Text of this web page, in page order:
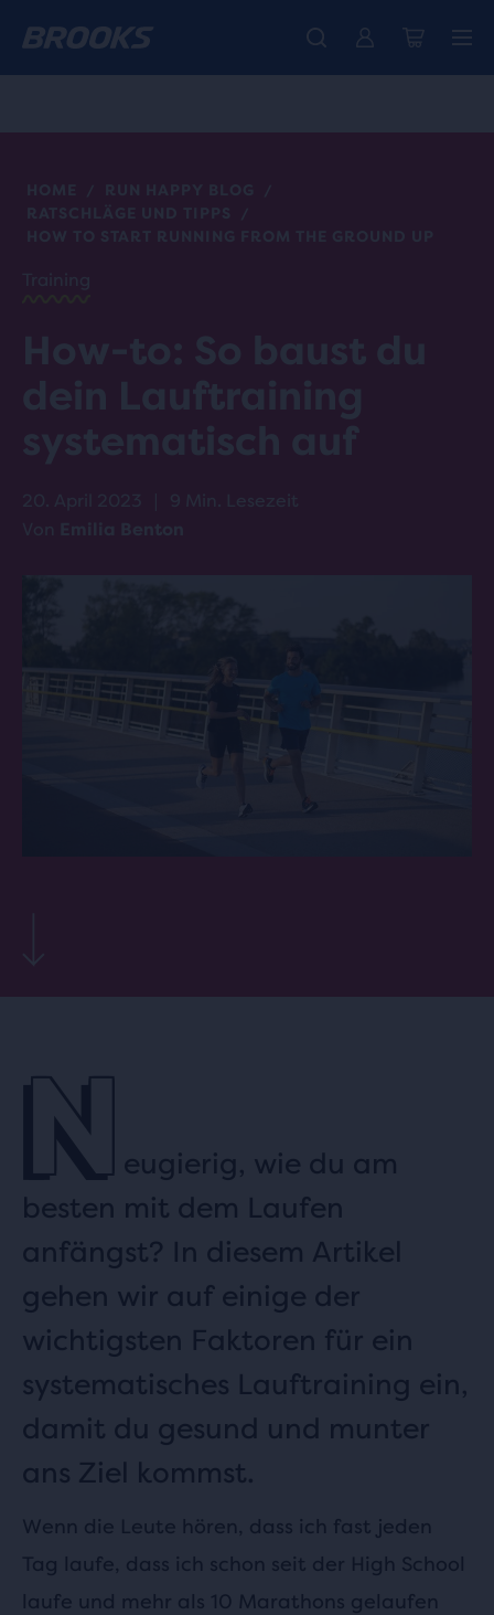
Der brandneue Ghost Amp ist da - Shop Damen Herren
Wir präsentieren die neue Cascadia Kollektion - Jetzt kaufen
Kostenloser Versand für alle Bestellungen über € 100
N eugierig, wie du am
besten mit dem Laufen
anfängst? In diesem Artikel
gehen wir auf einige der
wichtigsten Faktoren für ein
systematisches Lauftraining ein,
damit du gesund und munter
ans Ziel kommst.
Wenn die Leute hören, dass ich fast jeden
Tag laufe, dass ich schon seit der High School
laufe und mehr als 10 Marathons gelaufen